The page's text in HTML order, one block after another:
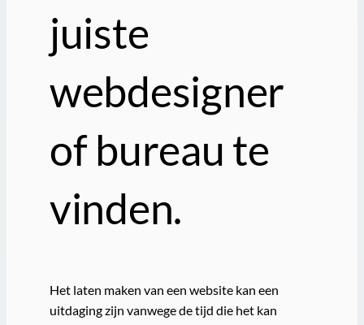
juiste
webdesigner
of bureau te
vinden.
Het laten maken van een website kan een
uitdaging zijn vanwege de tijd die het kan